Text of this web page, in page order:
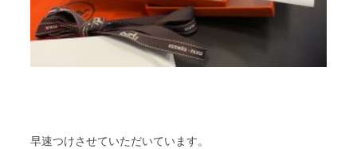
早速つけさせていただいています。